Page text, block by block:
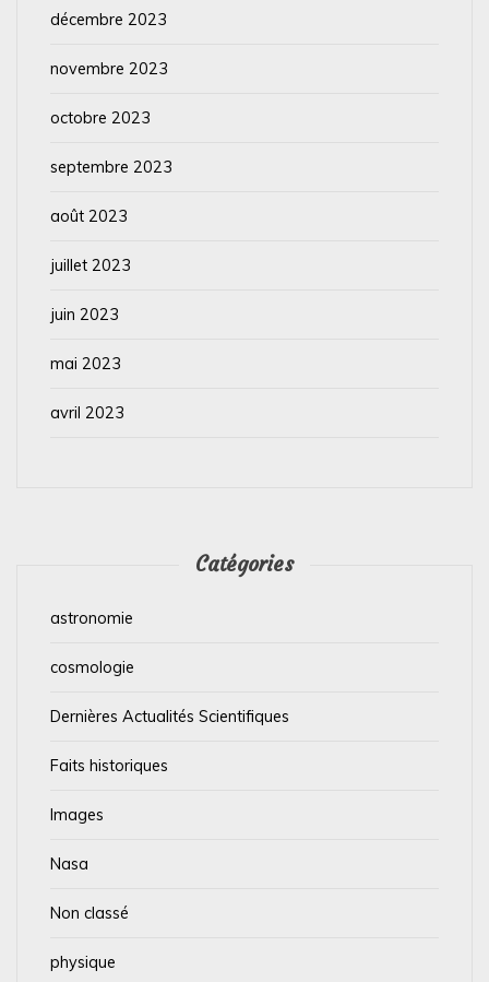
décembre 2023
novembre 2023
octobre 2023
septembre 2023
août 2023
juillet 2023
juin 2023
mai 2023
avril 2023
Catégories
astronomie
cosmologie
Dernières Actualités Scientifiques
Faits historiques
Images
Nasa
Non classé
physique